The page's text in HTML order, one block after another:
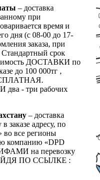
– доставка
при
время и
дня (с 08-00 до 17-
заказа, при
срок
ДОСТАВКИ по
до 100 000тг ,
- три рабочих
– доставка
заказе адресу, по
во все регионы
компанию «DPD
на перевозку
ПО ССЫЛКЕ :